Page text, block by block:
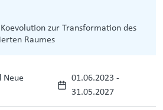
zur Transformation des
Raumes
Neue
01.06.2023 -
31.05.2027